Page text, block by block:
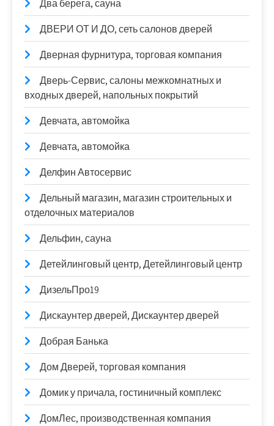
Два берега, сауна
ДВЕРИ ОТ И ДО, сеть салонов дверей
Дверная фурнитура, торговая компания
Дверь-Сервис, салоны межкомнатных и
входных дверей, напольных покрытий
Девчата, автомойка
Девчата, автомойка
Делфин Автосервис
Дельный магазин, магазин строительных и
отделочных материалов
Дельфин, сауна
Детейлинговый центр, Детейлинговый центр
ДизельПро19
Дискаунтер дверей, Дискаунтер дверей
Добрая Банька
Дом Дверей, торговая компания
Домик у причала, гостиничный комплекс
ДомЛес, производственная компания